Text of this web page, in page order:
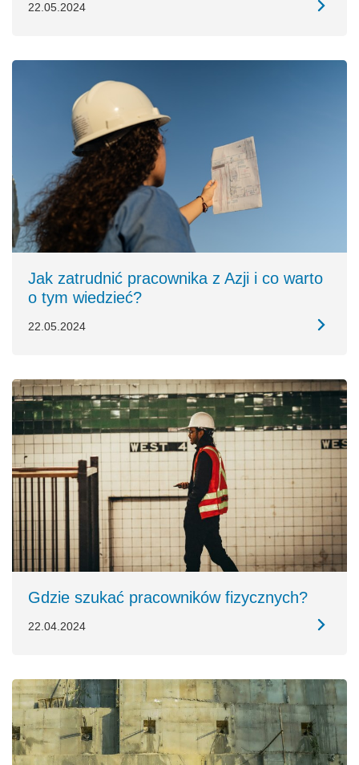
22.05.2024
Jak zatrudnić pracownika z Azji i co warto
o tym wiedzieć?
22.05.2024
Gdzie szukać pracowników fizycznych?
22.04.2024